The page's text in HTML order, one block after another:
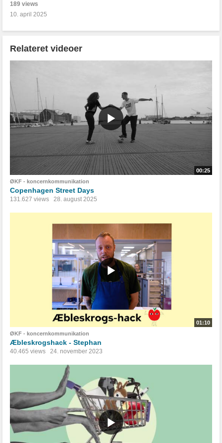
189 views
10. april 2025
Relateret videoer
00:25
ØKF - koncernkommunikation
Copenhagen Street Days
131.627 views 28. august 2025
01:10
ØKF - koncernkommunikation
Æbleskrogshack - Stephan
40.465 views 24. november 2023